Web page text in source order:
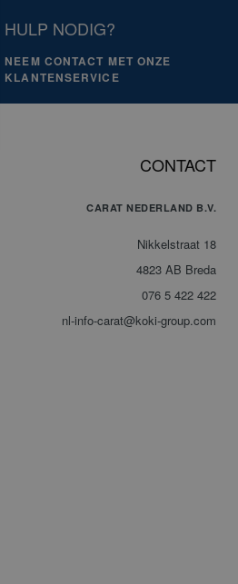
HULP NODIG?
NEEM CONTACT MET ONZE
KLANTENSERVICE
CONTACT
CARAT NEDERLAND B.V.
Nikkelstraat 18
4823 AB Breda
076 5 422 422
nl-info-carat@koki-group.com